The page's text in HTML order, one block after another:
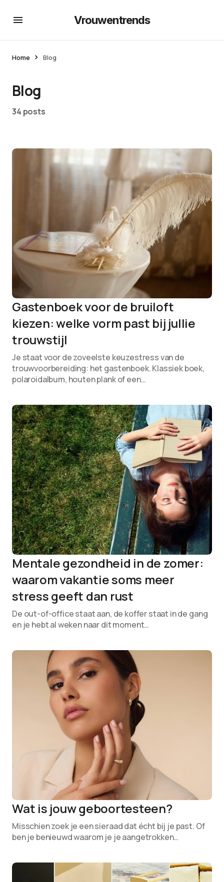
Vrouwentrends
Home Blog
Blog
34 posts
Gastenboek voor de bruiloft
kiezen: welke vorm past bij jullie
trouwstijl
Je staat voor de zoveelste keuzestress van de
trouwvoorbereiding: het gastenboek. Klassiek boek,
polaroidalbum, houten plank of een…
Mentale gezondheid in de zomer:
waarom vakantie soms meer
stress geeft dan rust
De out-of-office staat aan, de koffer staat in de gang
en je hebt al weken naar dit moment…
Wat is jouw geboortesteen?
Misschien zoek je een sieraad dat écht bij je past. Of
ben je benieuwd waarom je je aangetrokken…